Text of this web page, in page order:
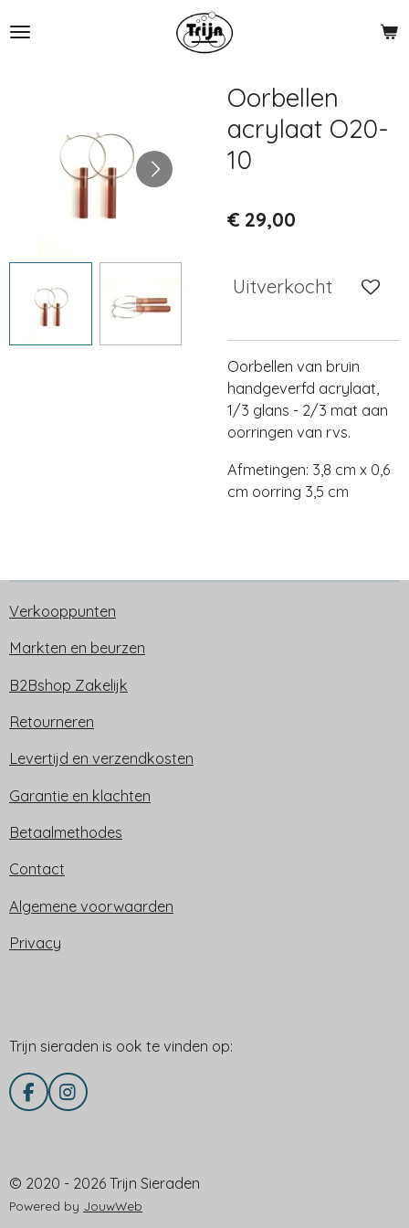
direct
Oorbellen
acrylaat O20-
10
€ 29,00
Uitverkocht
Oorbellen van bruin
handgeverfd acrylaat,
1/3 glans - 2/3 mat aan
oorringen van rvs.
Afmetingen: 3,8 cm x 0,6
cm oorring 3,5 cm
Verkooppunten
Markten en beurzen
B2Bshop Zakelijk
Retourneren
Levertijd en verzendkosten
Garantie en klachten
Betaalmethodes
Contact
Algemene voorwaarden
Privacy
Trijn sieraden is ook te vinden op:
F
a
o
o
I
n
g
r
© 2020 - 2026 Trijn Sieraden
Powered by JouwWeb